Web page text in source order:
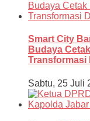
Smart City
Budaya
Transformasi
Sabtu, 25 Juli